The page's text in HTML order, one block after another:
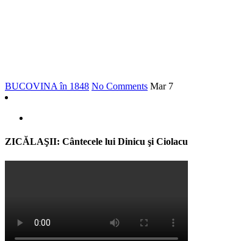
BUCOVINA în 1848 No Comments Mar 7
ZICĂLAŞII: Cântecele lui Dinicu şi Ciolacu